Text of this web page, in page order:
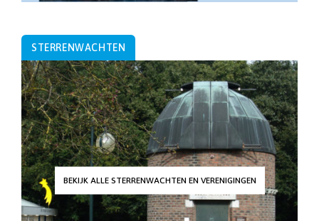
STERRENWACHTEN
BEKIJK ALLE STERRENWACHTEN EN VERENIGINGEN